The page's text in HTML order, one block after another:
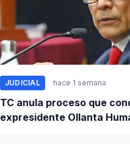
JUDICIAL hace 1 semana
TC anula proceso que
expresidente Ollanta